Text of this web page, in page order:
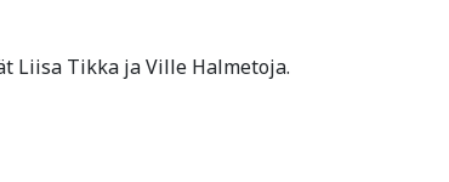
Liisa Tikka ja Ville Halmetoja.